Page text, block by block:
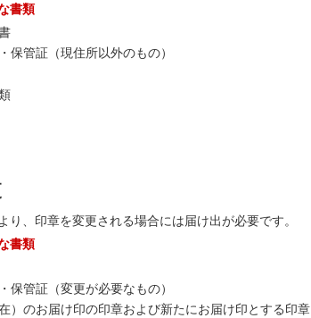
書類
保管証（現住所以外のもの）
り、印章を変更される場合には届け出が必要です。
書類
保管証（変更が必要なもの）
）のお届け印の印章および新たにお届け印とする印章